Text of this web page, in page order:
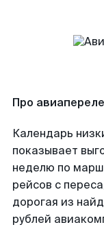
Про
Календарь
показывает
неделю по
рейсов с
дорогая из
рублей